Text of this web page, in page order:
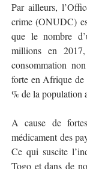
Par ailleurs,
crime (ONUDC)
que le nombre
millions en
consommation
forte en Afrique de
% de la population
A cause de
médicament des
Ce qui suscite
Togo et dans de